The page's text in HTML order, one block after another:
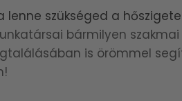
lenne szükséged a
bármilyen
is örömmel